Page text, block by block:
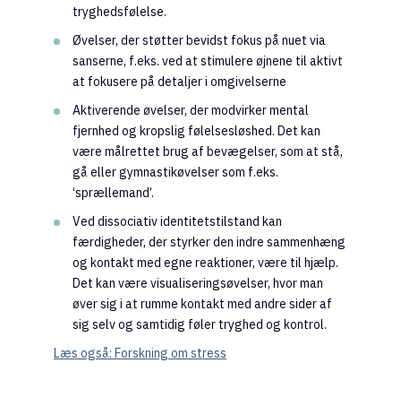
tryghedsfølelse.
Øvelser, der støtter bevidst fokus på nuet via
sanserne, f.eks. ved at stimulere øjnene til aktivt
at fokusere på detaljer i omgivelserne
Aktiverende øvelser, der modvirker mental
fjernhed og kropslig følelsesløshed. Det kan
være målrettet brug af bevægelser, som at stå,
gå eller gymnastikøvelser som f.eks.
‘sprællemand’.
Ved dissociativ identitetstilstand kan
færdigheder, der styrker den indre sammenhæng
og kontakt med egne reaktioner, være til hjælp.
Det kan være visualiseringsøvelser, hvor man
øver sig i at rumme kontakt med andre sider af
sig selv og samtidig føler tryghed og kontrol.
Læs også: Forskning om stress